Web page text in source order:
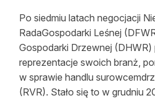
Kontakt
Po siedmiu latach negocjacji
RadaGospodarki Leśnej
Gospodarki Drzewnej (DHWR)
reprezentacje swoich branż,
w sprawie handlu
(RVR). Stało się to w grudniu